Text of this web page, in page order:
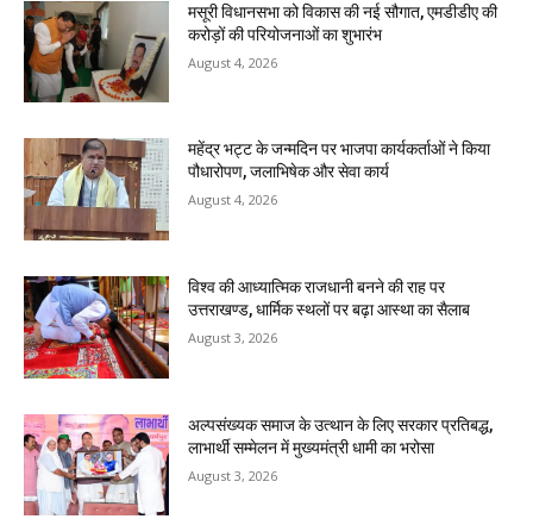
मसूरी विधानसभा को विकास की नई सौगात, एमडीडीए की
करोड़ों की परियोजनाओं का शुभारंभ
August 4, 2026
महेंद्र भट्ट के जन्मदिन पर भाजपा कार्यकर्ताओं ने किया
पौधारोपण, जलाभिषेक और सेवा कार्य
August 4, 2026
विश्व की आध्यात्मिक राजधानी बनने की राह पर
उत्तराखण्ड, धार्मिक स्थलों पर बढ़ा आस्था का सैलाब
August 3, 2026
अल्पसंख्यक समाज के उत्थान के लिए सरकार प्रतिबद्ध,
लाभार्थी सम्मेलन में मुख्यमंत्री धामी का भरोसा
August 3, 2026